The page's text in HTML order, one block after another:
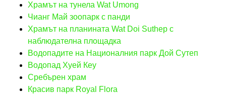
Храмът на тунела Wat Umong
Чианг Май зоопарк с панди
Храмът на планината Wat Doi Suthep с
наблюдателна площадка
Водопадите на Националния парк Дой Сутеп
Водопад Хуей Кеу
Сребърен храм
Красив парк Royal Flora